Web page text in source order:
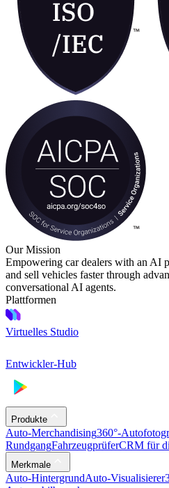
Our Mission
Empowering car dealers with an AI
and sell vehicles faster through
conversational AI agents.
Plattformen
Virtuelles Studio
Entwickler-Hub
Produkte
Auto-Merchandising360°-
RundgangFahrzeugprüferCRM für
Merkmale
Auto-HintergrundAuto-Visualisierer